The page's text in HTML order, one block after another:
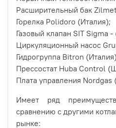
Расширительный бак
Горелка Polidoro (Италия);
Газовый клапан SIT Sigma
Циркуляционный насос
Гидрогруппа Bitron
Прессостат Huba Control
Плата управления Nordgas
Имеет ряд
сравнению с другими
рынке: